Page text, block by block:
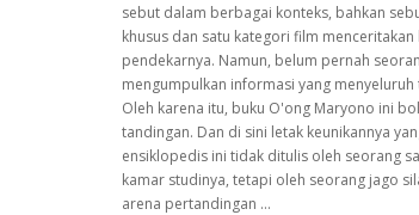
sebut dalam berbagai konteks, bahkan
khusus dan satu kategori film
pendekarnya. Namun, belum pernah
mengumpulkan informasi yang
Oleh karena itu, buku O'ong Maryono ini
tandingan. Dan di sini letak keunikannya
ensiklopedis ini tidak ditulis oleh seorang
kamar studinya, tetapi oleh seorang jago
arena pertandingan ...